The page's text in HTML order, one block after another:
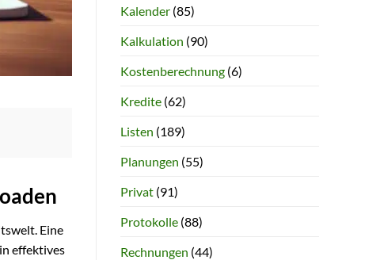
Eine
effektives
Kalender(85)
Kalkulation (90)
Kostenberechnung(6)
Kredite(62)
Listen (189)
Planungen (55)
Privat(91)
Protokolle(88)
Rechnungen (44)